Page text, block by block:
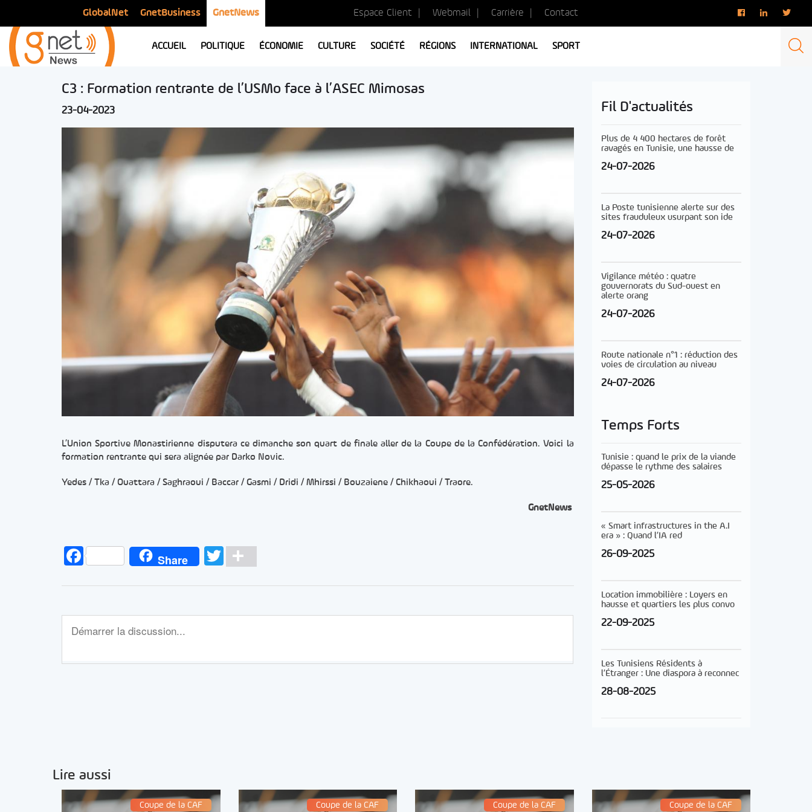
GlobalNet GnetBusiness GnetNews Espace Client Webmail Carrière Contact
ACCUEIL POLITIQUE ÉCONOMIE CULTURE SOCIÉTÉ RÉGIONS INTERNATIONAL SPORT
C3 : Formation rentrante de l’USMo face à l’ASEC Mimosas
23-04-2023
L’Union Sportive Monastirienne disputera ce dimanche son quart de finale aller de la Coupe de la Confédération. Voici la
formation rentrante qui sera alignée par Darko Novic.
Yedes / Tka / Ouattara / Saghraoui / Baccar / Gasmi / Dridi / Mhirssi / Bouzaiene / Chikhaoui / Traore.
GnetNews
FacebookShare TwitterPartager
Fil D'actualités
Plus de 4 400 hectares de forêt
ravagés en Tunisie, une hausse de
24-07-2026
La Poste tunisienne alerte sur des
sites frauduleux usurpant son ide
24-07-2026
Vigilance météo : quatre
gouvernorats du Sud-ouest en
alerte orang
24-07-2026
Route nationale n°1 : réduction des
voies de circulation au niveau
24-07-2026
Temps Forts
Tunisie : quand le prix de la viande
dépasse le rythme des salaires
25-05-2026
« Smart infrastructures in the A.I
era » : Quand l’IA red
26-09-2025
Location immobilière : Loyers en
hausse et quartiers les plus convo
22-09-2025
Les Tunisiens Résidents à
l’Étranger : Une diaspora à reconnec
28-08-2025
Lire aussi
Coupe de la CAF Coupe de la CAF Coupe de la CAF Coupe de la CAF